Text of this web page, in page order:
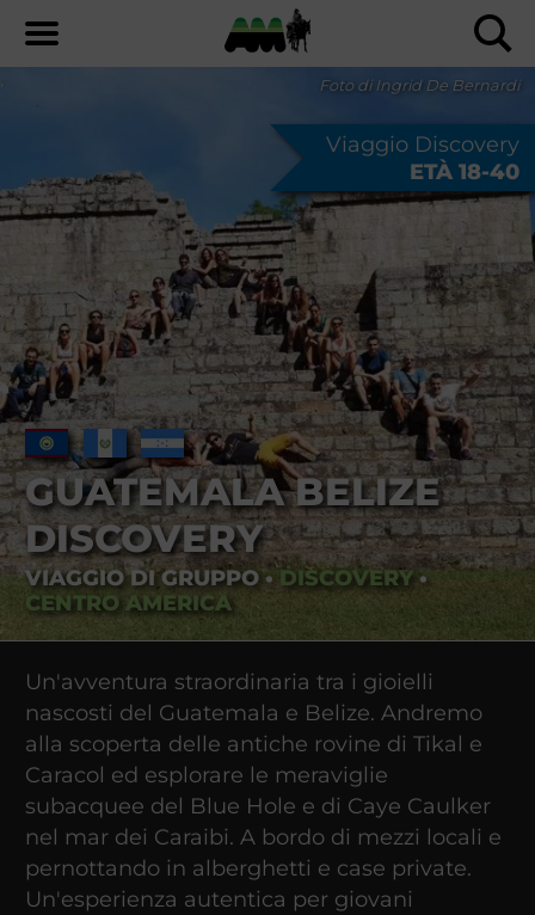
Viaggio Discovery
ETÀ 18-40
GUATEMALA BELIZE
DISCOVERY
VIAGGIO DI GRUPPO• DISCOVERY•
CENTRO AMERICA
Foto di Ingrid De Bernardi
Un'avventura straordinaria tra i gioielli
nascosti del Guatemala e Belize. Andremo
alla scoperta delle antiche rovine di Tikal e
Caracol ed esplorare le meraviglie
subacquee del Blue Hole e di Caye Caulker
nel mar dei Caraibi. A bordo di mezzi locali e
pernottando in alberghetti e case private.
Un'esperienza autentica per giovani